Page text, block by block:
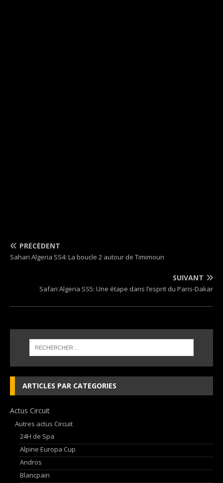
PRÉCÉDENT
Sahari Algeria SS4: La boucle 2 autour de Timimoun
SUIVANT
Safari Algeria SS5: Une étape dans l’esprit du Paris-Dakar
ARTICLES PAR CATEGORIES
Actus Circuit
Autres actus Circuit
24H de Spa
Alpine Europa Cup
Andros
Blancpain